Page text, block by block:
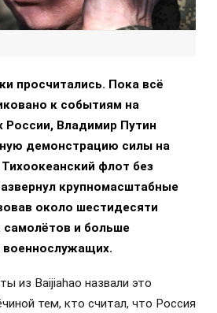
просчитались. Пока всё
к событиям на
России, Владимир Путин
демонстрацию силы на
флот без
крупномасштабные
около шестидесяти
самолётов и больше
военнослужащих.
из Baijiahao назвали это
тем, кто считал, что Россия